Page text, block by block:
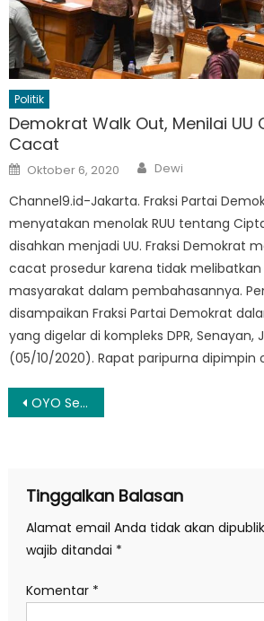
Politik
Demokrat Walk Out, Menilai UU
Cacat
Posted
on
Oktober 6, 2020 Author
Dewi
Channel9.id-Jakarta. Fraksi Partai
menyatakan menolak RUU tentang
disahkan menjadi UU. Fraksi Demokrat
cacat prosedur karena tidak
masyarakat dalam pembahasannya.
disampaikan Fraksi Partai Demokrat
yang digelar di kompleks DPR, Senayan,
(05/10/2020). Rapat paripurna dipimpin
Navigasi
OYO Sebut Perbesar Jumlah Properti Syariah
Tinggalkan Balasan
Alamat email Anda tidak akan
wajib ditandai *
Komentar *